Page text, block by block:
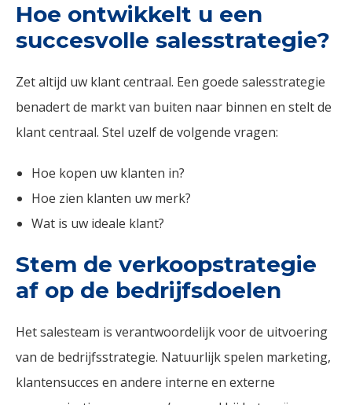
Hoe ontwikkelt u een
succesvolle salesstrategie?
Zet altijd uw klant centraal. Een goede salesstrategie
benadert de markt van buiten naar binnen en stelt de
klant centraal. Stel uzelf de volgende vragen:
Hoe kopen uw klanten in?
Hoe zien klanten uw merk?
Wat is uw ideale klant?
Stem de verkoopstrategie
af op de bedrijfsdoelen
Het salesteam is verantwoordelijk voor de uitvoering
van de bedrijfsstrategie. Natuurlijk spelen marketing,
klantensucces en andere interne en externe